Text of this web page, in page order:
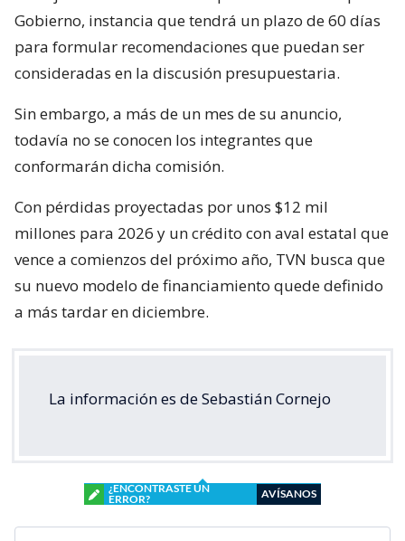
Gobierno, instancia que tendrá un plazo de 60 días
para formular recomendaciones que puedan ser
consideradas en la discusión presupuestaria.
Sin embargo, a más de un mes de su anuncio,
todavía no se conocen los integrantes que
conformarán dicha comisión.
Con pérdidas proyectadas por unos $12 mil
millones para 2026 y un crédito con aval estatal que
vence a comienzos del próximo año, TVN busca que
su nuevo modelo de financiamiento quede definido
a más tardar en diciembre.
La información es de Sebastián Cornejo
¿ENCONTRASTE UN
ERROR?
AVÍSANOS